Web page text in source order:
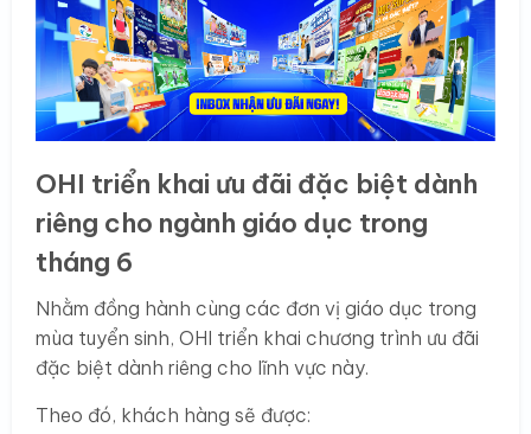
OHI triển khai ưu đãi đặc biệt dành
riêng cho ngành giáo dục trong
tháng 6
Nhằm đồng hành cùng các đơn vị giáo dục trong
mùa tuyển sinh, OHI triển khai chương trình ưu đãi
đặc biệt dành riêng cho lĩnh vực này.
Theo đó, khách hàng sẽ được: